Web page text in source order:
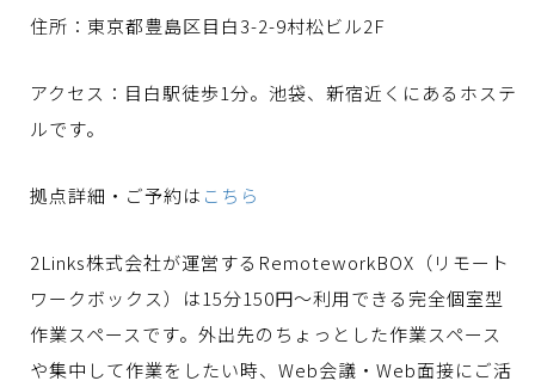
住所： 東京都豊島区目白3-2-9村松ビル2F
アクセス：目白駅徒歩1分。池袋、新宿近くにあるホステ
ルです。
拠点詳細・ご予約は こちら
2Links株式会社が運営するRemoteworkBOX（リモート
ワークボックス）は15分150円〜利用できる完全個室型
作業スペースです。外出先のちょっとした作業スペース
や集中して作業をしたい時、Web会議・Web面接にご活